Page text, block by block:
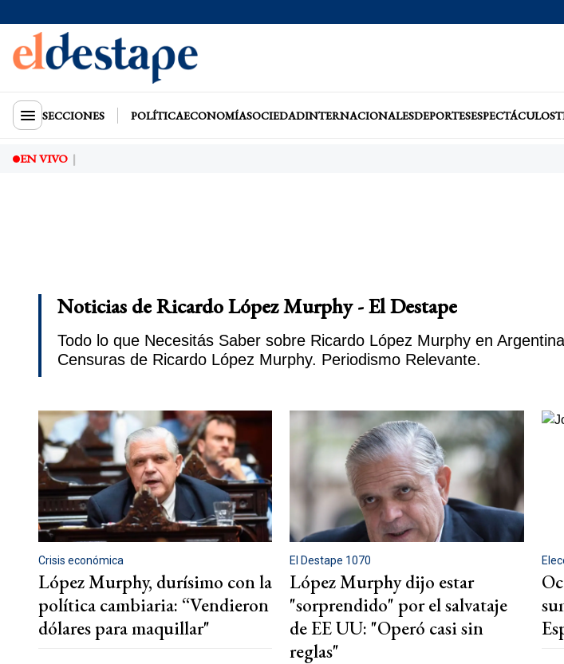
SECCIONES POLÍTICAECONOMÍASOCIEDADINTERNACIONALESDEPORTESESPECTÁCULOS
EN VIVO
Noticias de Ricardo López Murphy - El Destape
Todo lo que Necesitás Saber sobre Ricardo López Murphy en
Censuras de Ricardo López Murphy. Periodismo Relevante.
Crisis económica
López Murphy, durísimo con la
política cambiaria: “Vendieron
dólares para maquillar"
El Destape 1070
López Murphy dijo estar
"sorprendido" por el salvataje
de EE UU: "Operó casi sin
reglas"